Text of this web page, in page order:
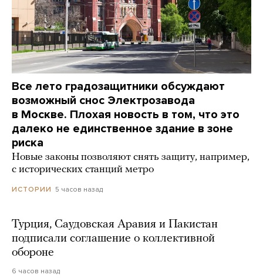
Все лето градозащитники обсуждают
возможный снос Электрозавода
в Москве. Плохая новость в том, что это
далеко не единственное здание в зоне
риска
Новые законы позволяют снять защиту, например,
с исторических станций метро
ИСТОРИИ 5 часов назад
Турция, Саудовская Аравия и Пакистан
подписали соглашение о коллективной
обороне
6 часов назад